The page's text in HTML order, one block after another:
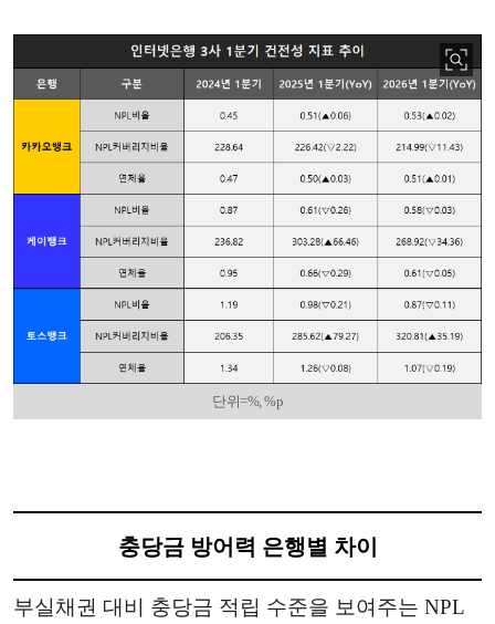
단위=%, %p
충당금 방어력 은행별 차이
부실채권 대비 충당금 적립 수준을 보여주는 NPL